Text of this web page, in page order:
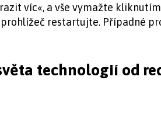
víc«, a vše vymažte
restartujte. Případné
technologií od